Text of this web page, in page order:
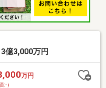
億3,000万円
万円
:-）